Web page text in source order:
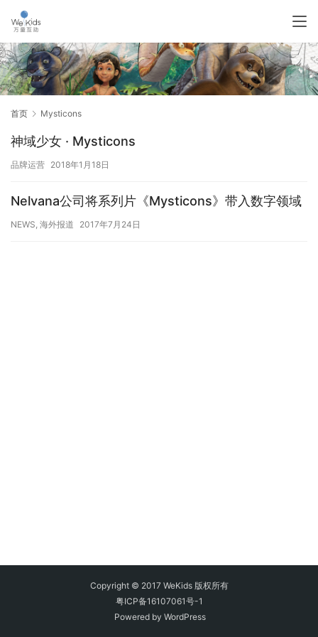
首页 Mysticons
神域少女 · Mysticons
品牌运营 2018年1月18日
Nelvana公司将系列片《Mysticons》带入数字领域
NEWS 海外报道 2017年7月24日
Copyright © 2017 WeKids 版权所有
粤ICP备16107061号-1
Powered by WordPress